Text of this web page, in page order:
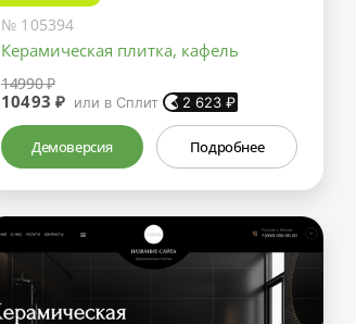
№ 105394
Керамическая плитка, кафель
14990 ₽
10493 ₽ или в Сплит 2 623 ₽
Демоверсия Подробнее